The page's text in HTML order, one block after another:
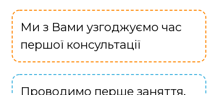
Ми з Вами узгоджуємо час
першої консультації
Проводимо перше заняття,